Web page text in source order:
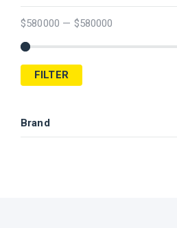
$580000 — $580000
FILTER
Brand